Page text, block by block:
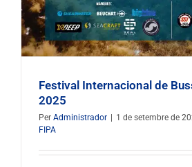
Festival Internacional de
2025
Per Administrador 1 de setembre de
FIPA